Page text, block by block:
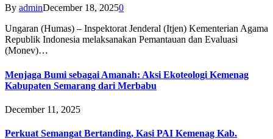
By adminDecember 18, 20250
Ungaran (Humas) – Inspektorat Jenderal (Itjen) Kementerian Agama
Republik Indonesia melaksanakan Pemantauan dan Evaluasi
(Monev)…
Menjaga Bumi sebagai Amanah: Aksi Ekoteologi Kemenag
Kabupaten Semarang dari Merbabu
December 11, 2025
Perkuat Semangat Bertanding, Kasi PAI Kemenag Kab.